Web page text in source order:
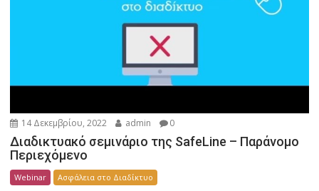
14 Δεκεμβρίου, 2022 admin 0
Διαδικτυακό σεμινάριο της SafeLine – Παράνομο
Περιεχόμενο
Webinar Ασφάλεια στο Διαδίκτυο